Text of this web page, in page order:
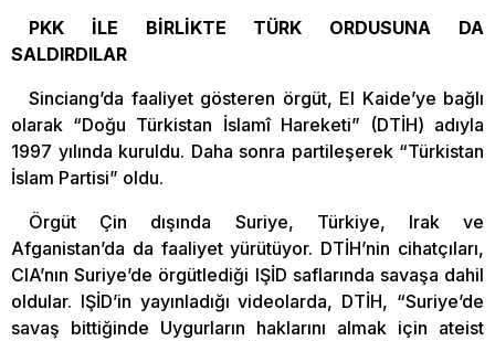
PKK İLE BİRLİKTE TÜRK ORDUSUNA DA
SALDIRDILAR
Sinciang’da faaliyet gösteren örgüt, El Kaide’ye bağlı
olarak “Doğu Türkistan İslamî Hareketi” (DTİH) adıyla
1997 yılında kuruldu. Daha sonra partileşerek “Türkistan
İslam Partisi” oldu.
Örgüt Çin dışında Suriye, Türkiye, Irak ve
Afganistan’da da faaliyet yürütüyor. DTİH’nin cihatçıları,
CIA’nın Suriye’de örgütlediği IŞİD saflarında savaşa dahil
oldular. IŞİD’in yayınladığı videolarda, DTİH, “Suriye’de
savaş bittiğinde Uygurların haklarını almak için ateist